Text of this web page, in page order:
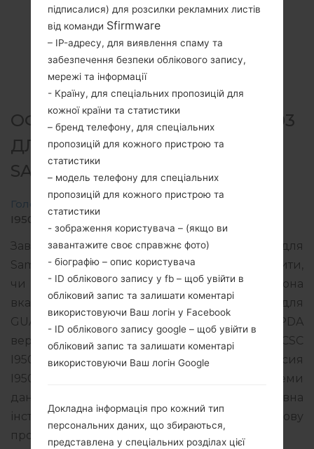
ОФІЦІЙНА ПРОШИВКА #23703
ДЛЯ GT-I9500 -
SAMSUNGGALAXY S4
Головна Galaxy S4 SamsungGT-I9500
I9500_1_20170201093613_bzzx5otxne_fac.zip
Завантажте останнє оновлення прошивки для
Samsung Galaxy S4, але не забудьте перевірити,
чи відповідає номер моделі вашого смартфона
вказаному GT-I9500. Код прошивки CGU для
GUATEMALA. Продукт поставляється з PDA
версією I9500UBSHQA2 версія CSC
I9500UWMHQA2, MODEM версия
I9500UBUHPB2. Версія операційної системи
даної прошивки Android Lollipop 5.0.1. Повна
інструкція про те, як прошивати стокову
прошивку на пристроях Samsung
підписалися) для розсилки рекламних листів
від команди Sfirmware
– IP-адресу, для виявлення спаму та
забезпечення безпеки облікового запису,
мережі та інформації
- Країну, для спеціальних пропозицій для
кожної країни та статистики
– бренд телефону, для спеціальних
пропозицій для кожного пристрою та
статистики
– модель телефону для спеціальних
пропозицій для кожного пристрою та
статистики
- зображення користувача – (якщо ви
завантажите своє справжнє фото)
- біографію – опис користувача
- ID облікового запису у fb – щоб увійти в
обліковий запис та залишати коментарі
використовуючи Ваш логін у Facebook
- ID облікового запису google – щоб увійти в
обліковий запис та залишати коментарі
використовуючи Ваш логін Google
Докладна інформація про кожний тип
персональних даних, що збираються,
представлена у спеціальних розділах цієї